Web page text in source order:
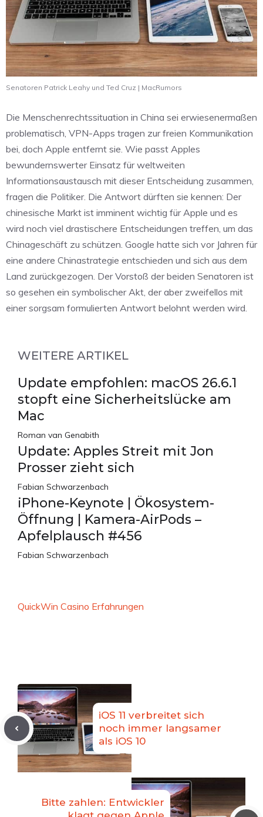
Senatoren Patrick Leahy und Ted Cruz | MacRumors
Die Menschenrechtssituation in China sei erwiesenermaßen
problematisch, VPN-Apps tragen zur freien Kommunikation
bei, doch Apple entfernt sie. Wie passt Apples
bewundernswerter Einsatz für weltweiten
Informationsaustausch mit dieser Entscheidung zusammen,
fragen die Politiker. Die Antwort dürften sie kennen: Der
chinesische Markt ist imminent wichtig für Apple und es
wird noch viel drastischere Entscheidungen treffen, um das
Chinageschäft zu schützen. Google hatte sich vor Jahren für
eine andere Chinastrategie entschieden und sich aus dem
Land zurückgezogen. Der Vorstoß der beiden Senatoren ist
so gesehen ein symbolischer Akt, der aber zweifellos mit
einer sorgsam formulierten Antwort belohnt werden wird.
WEITERE ARTIKEL
Update empfohlen: macOS 26.6.1
stopft eine Sicherheitslücke am
Mac
Roman van Genabith
Update: Apples Streit mit Jon
Prosser zieht sich
Fabian Schwarzenbach
iPhone-Keynote | Ökosystem-
Öffnung | Kamera-AirPods –
Apfelplausch #456
Fabian Schwarzenbach
QuickWin Casino Erfahrungen
iOS 11 verbreitet sich
noch immer langsamer
als iOS 10
Bitte zahlen: Entwickler